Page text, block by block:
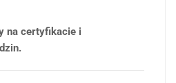
na certyfikacie i